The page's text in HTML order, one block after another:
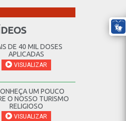
DE 40 MIL DOSES
APLICADAS
VISUALIZAR
UM POUCO
O NOSSO TURISMO
RELIGIOSO
VISUALIZAR